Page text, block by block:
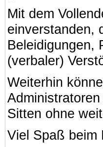
Mit dem
einverstanden,
Beleidigungen,
(verbaler)
Weiterhin
Sitten ohne
Viel Spaß beim